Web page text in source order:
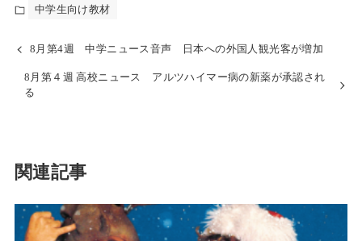
中学生向け教材
8月第4週 中学ニュース音声 日本への外国人観光客が増加
8月第４週 高校ニュース アルツハイマー病の新薬が承認され
る
関連記事